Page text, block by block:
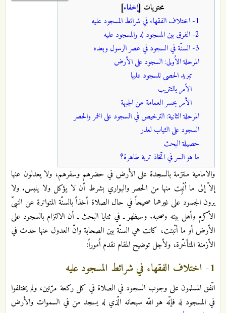
محتويات [إخفاء]
1- اختلاف الفقهاء في شرائط المسجود عليه
2- الفرق بين المسجود له والمسجود عليه
3- السنّة في السجود في عصر الرسول وبعده
المرحلة الاُولى: السجود على الأرض
تبريد الحصى للسجود عليها
الأمر بالتتريب
الأمر بحسر العمامة عن الجبهة
المرحلة الثانية: الترخيص في السجود على الخمر والحصر
السجود على الثياب لعذر
حصيلة البحث
ما هو السر في اتّخاذ تربة طاهرة؟
والامامية ملتزمة بالسجدة على الأرض في حضرهم وسفرهم، ولا يعدلون عنها
إلاّ إلى ما اُنْبِت منها من الحصر والبواري بشرط أن لا يؤكل ولا يلبس. ولا
يرون الجسود على غيرهما صحيحاً في حال الصلاة أخذاً بالسنّة المتواترة عن النبىّ
الأكرم وأهل بيته وصحبه. وسيظهر ـ في ثنايا البحث ـ أن الالتزام بالسجود على
الأرض أو ما أنْبتت، كانت هي السنّة بين الصحابة وانّ العدول عنها حدث في
الأزمنة المتأخّرة، ولأجل توضيح المقام نقدم اُموراً:
1- اختلاف الفقهاء في شرائط المسجود عليه
اتّفق المسلمون على وجوب السجود في الصلاة في كل ركعة مرّتين، ولم يختلفوا
في المسجود له فإنّه هو اللّه سبحانه الّذي له يسجد من في السموات والأرض